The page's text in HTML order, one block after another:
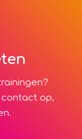
contact op,